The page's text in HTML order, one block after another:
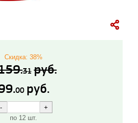
00 руб.
31 руб.
Скидка: 38%
по 12 шт.